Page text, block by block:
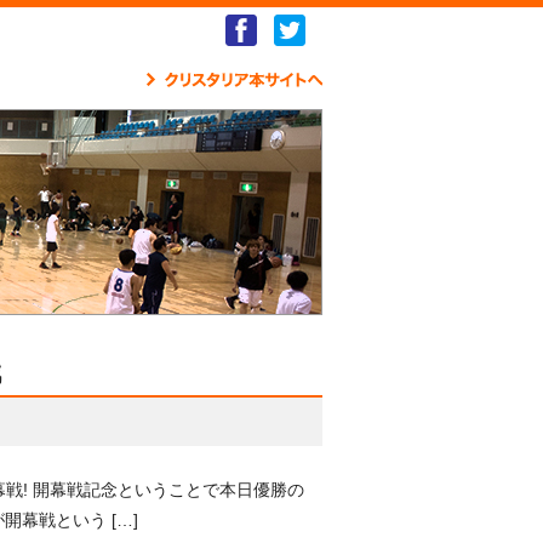
Facebook
! 開幕戦記念ということで本日優勝の
開幕戦という […]